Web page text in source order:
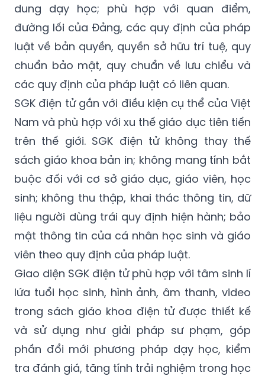
dung dạy học; phù hợp với quan điểm,
đường lối của Đảng, các quy định của pháp
luật về bản quyền, quyền sở hữu trí tuệ, quy
chuẩn bảo mật, quy chuẩn về lưu chiểu và
các quy định của pháp luật có liên quan.
SGK điện tử gắn với điều kiện cụ thể của Việt
Nam và phù hợp với xu thế giáo dục tiên tiến
trên thế giới. SGK điện tử không thay thế
sách giáo khoa bản in; không mang tính bắt
buộc đối với cơ sở giáo dục, giáo viên, học
sinh; không thu thập, khai thác thông tin, dữ
liệu người dùng trái quy định hiện hành; bảo
mật thông tin của cá nhân học sinh và giáo
viên theo quy định của pháp luật.
Giao diện SGK điện tử phù hợp với tâm sinh lí
lứa tuổi học sinh, hình ảnh, âm thanh, video
trong sách giáo khoa điện tử được thiết kế
và sử dụng như giải pháp sư phạm, góp
phần đổi mới phương pháp dạy học, kiểm
tra đánh giá, tăng tính trải nghiệm trong học